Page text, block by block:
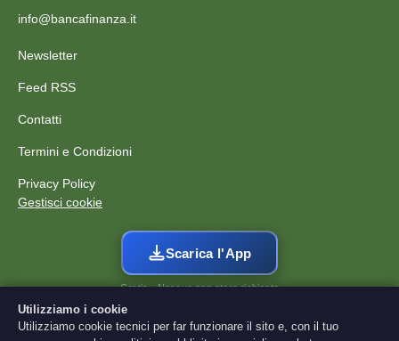
info@bancafinanza.it
Newsletter
Feed RSS
Contatti
Termini e Condizioni
Privacy Policy
Gestisci cookie
Scarica l'App
Gratis · Nessun app store richiesto
I contenuti di BancaFinanza sono forniti a scopo puramente
educativo e informativo e non costituiscono consulenza finanziaria,
Utilizziamo i cookie
Utilizziamo cookie tecnici per far funzionare il sito e, con il tuo